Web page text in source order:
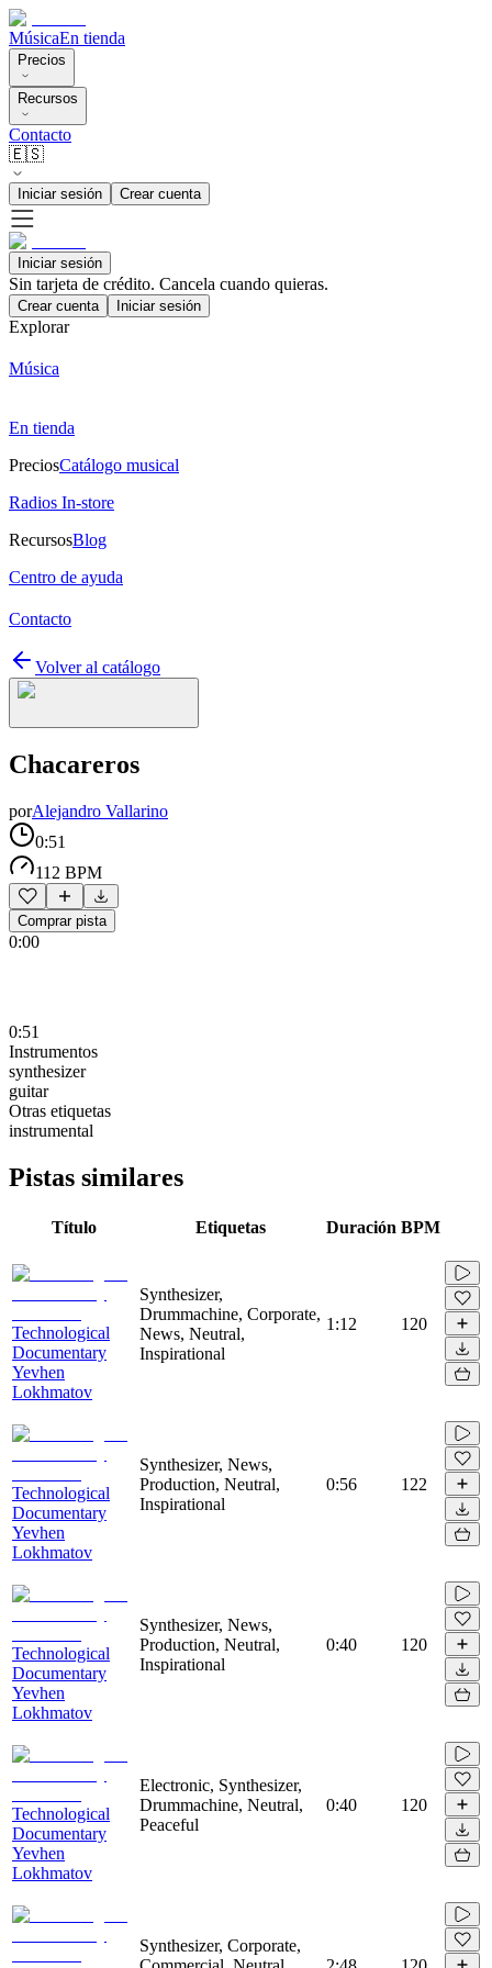
MúsicaEn tienda
Precios
Recursos
Contacto
🇪🇸
Iniciar sesión Crear cuenta
Iniciar sesión
Sin tarjeta de crédito. Cancela cuando quieras.
Crear cuenta Iniciar sesión
Explorar
Música
En tienda
PreciosCatálogo musical
Radios In-store
RecursosBlog
Centro de ayuda
Contacto
Volver al catálogo
Chacareros
porAlejandro Vallarino
0:51
112 BPM
Comprar pista
0:00
0:51
Instrumentos
synthesizer
guitar
Otras etiquetas
instrumental
Pistas similares
Título Etiquetas Duración BPM
Technological
Documentary
Yevhen
Lokhmatov
Synthesizer,
Drummachine, Corporate,
News, Neutral,
Inspirational
1:12 120
Technological
Documentary
Yevhen
Lokhmatov
Synthesizer, News,
Production, Neutral,
Inspirational
0:56 122
Technological
Documentary
Yevhen
Lokhmatov
Synthesizer, News,
Production, Neutral,
Inspirational
0:40 120
Technological
Documentary
Yevhen
Lokhmatov
Electronic, Synthesizer,
Drummachine, Neutral,
Peaceful
0:40 120
Synthesizer, Corporate,